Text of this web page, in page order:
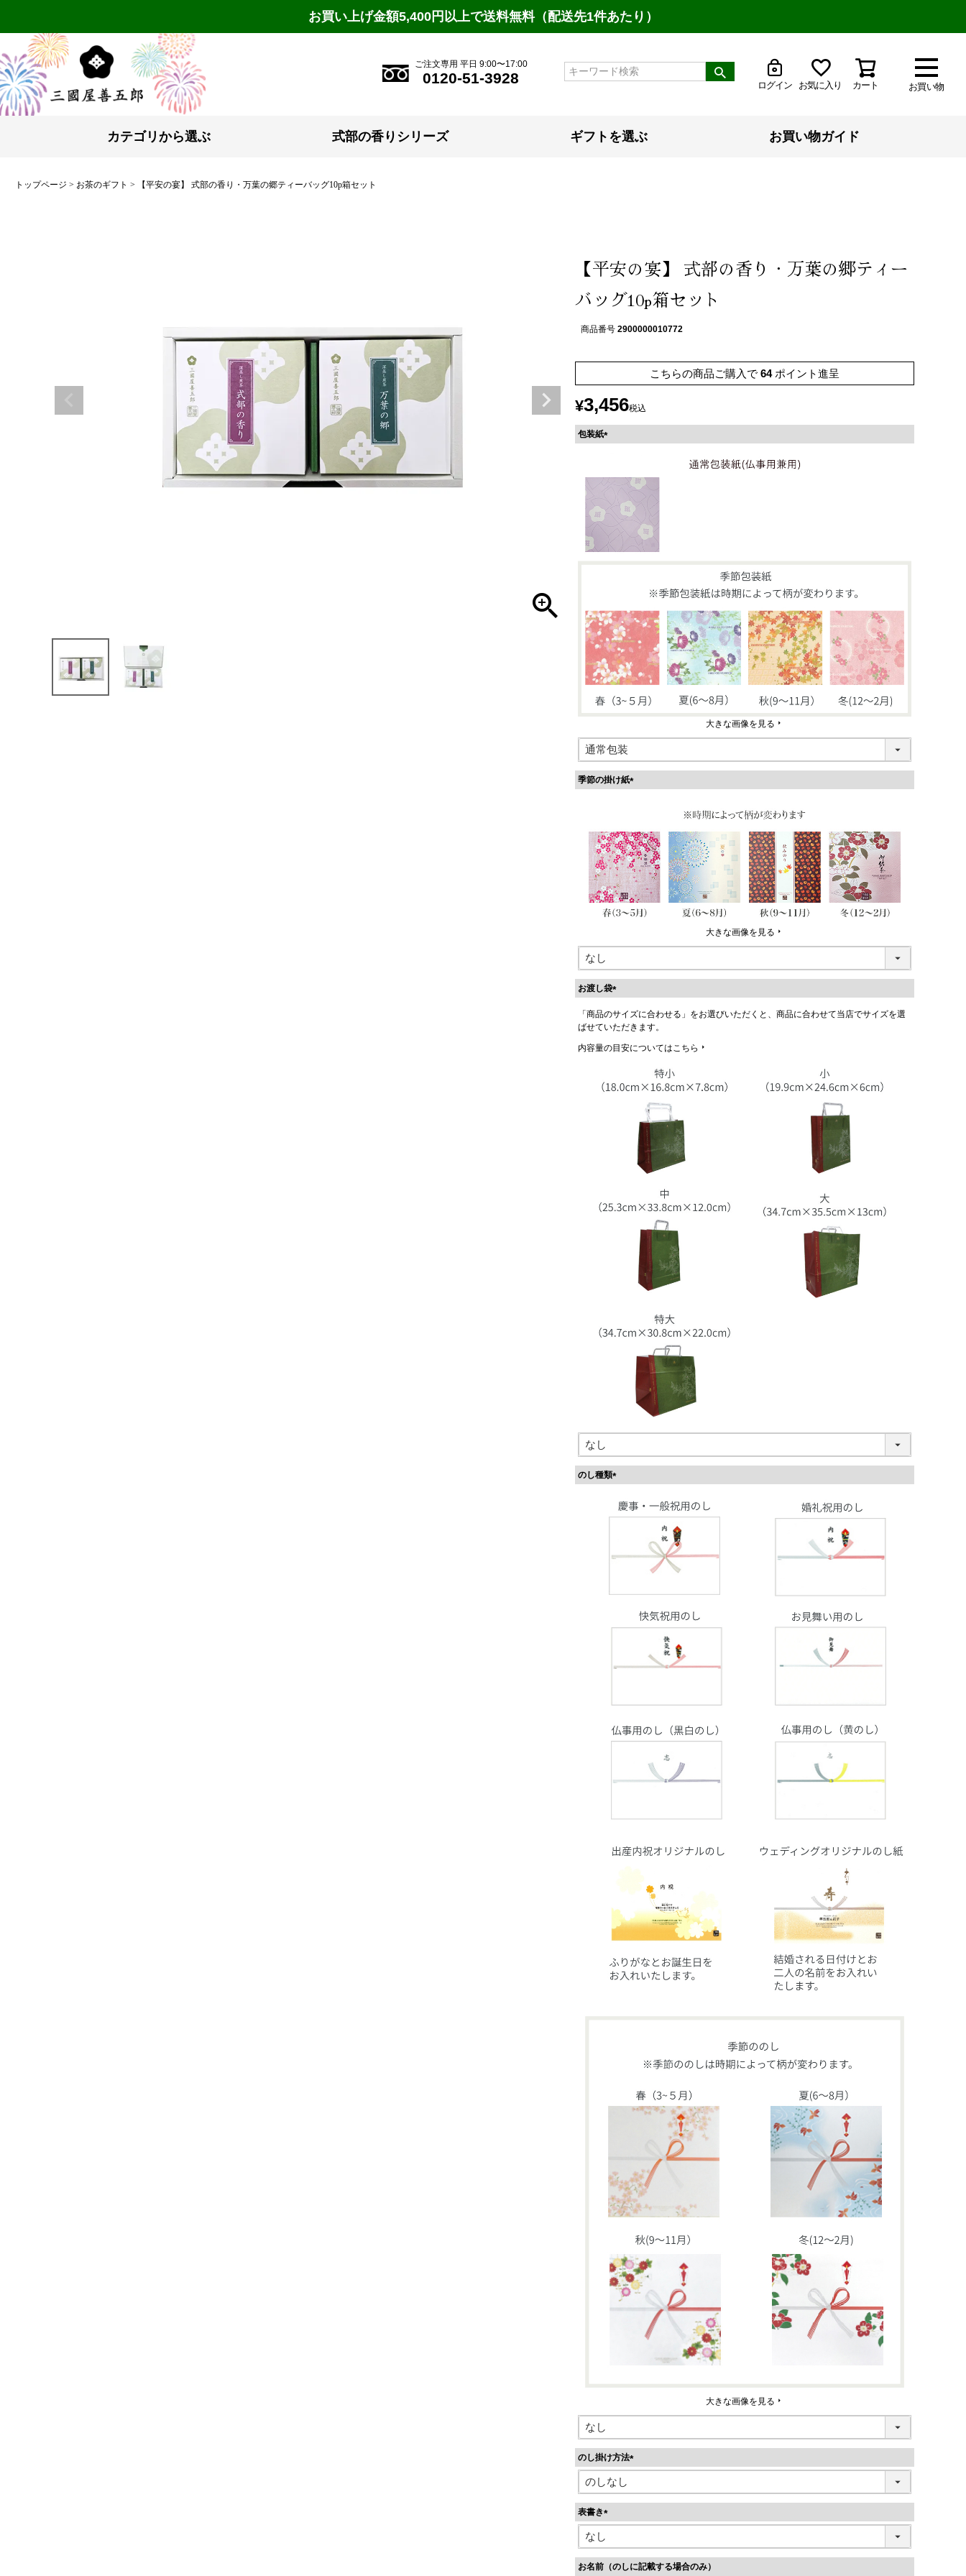
お買い上げ金額5,400円以上で送料無料（配送先1件あたり）
お買い物
ご注文専用 平日 9:00〜17:00
0120-51-3928 ログイン お気に入り カート
カテゴリから選ぶ 式部の香りシリーズ ギフトを選ぶ お買い物ガイド
トップページ お茶のギフト 【平安の宴】 式部の香り・万葉の郷ティーバッグ10p箱セット
【平安の宴】 式部の香り・万葉の郷ティー
バッグ10p箱セット
商品番号 2900000010772
こちらの商品ご購入で 64 ポイント進呈
¥3,456税込
包装紙
須
大きな画像を見る
季節の掛け紙
)
大きな画像を見る
お渡し袋
必
須
)
「商品のサイズに合わせる」をお選びいただくと、商品に合わせて当店でサイズを選
ばせていただきます。
内容量の目安についてはこちら
のし種類
必
須
大きな画像を見る
のし掛け方法
(
表書き
(
必
お名前（のしに記載する場合のみ）